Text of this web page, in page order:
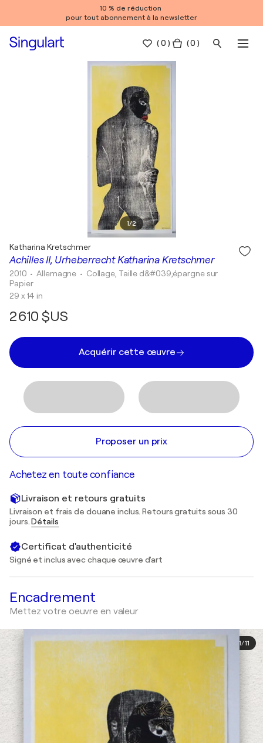
10 % de réduction
pour tout abonnement à la newsletter
(0 ) ( 0 )
1/2
Achilles II, Urheberrecht Katharina Kretschmer
Katharina Kretschmer
2010 • Allemagne • Collage, Taille d&#039;épargne sur
Papier
29 x 14 in
2 610 $US
Acquérir cette œuvre
Proposer un prix
Achetez en toute confiance
Livraison et retours gratuits
Livraison et frais de douane inclus. Retours gratuits sous 30
jours.Détails
Certificat d'authenticité
Signé et inclus avec chaque œuvre d'art
Encadrement
Mettez votre oeuvre en valeur
1/11